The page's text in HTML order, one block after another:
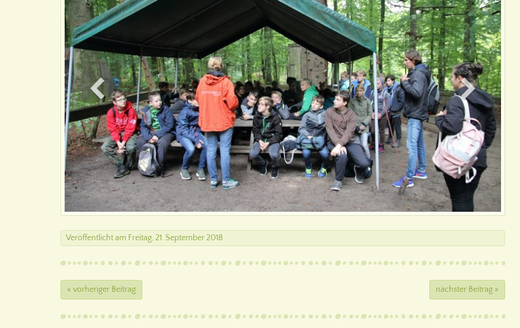
Veröffentlichtam Freitag, 21. September 2018
« vorheriger Beitrag nächster Beitrag »